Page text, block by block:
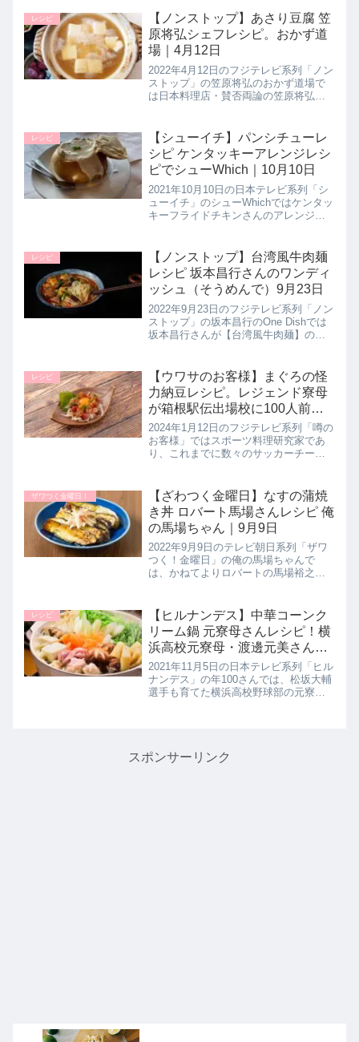
レシピ
【ノンストップ】あさり豆腐 笠
原将弘シェフレシピ。おかず道
場｜4月12日
2022年4月12日のフジテレビ系列「ノン
ストップ」の笠原将弘のおかず道場で
は日本料理店・賛否両論の笠原将弘シ
リでとった出汁の旨みたっぷり！コク
深い１品です。>>ノンストッ...
レシピ
【シューイチ】パンシチューレ
シピ ケンタッキーアレンジレシ
ピでシューWhich｜10月10日
2021年10月10日の日本テレビ系列「シ
ューイチ」のシューWhichではケンタッ
キーフライドチキンさんのアレンジレ
で作る【夢の丸ごとパンシチュー】の
作り方を紹介します。>...
レシピ
【ノンストップ】台湾風牛肉麺
レシピ 坂本昌行さんのワンディ
ッシュ（そうめんで）9月23日
2022年9月23日のフジテレビ系列「ノン
ストップ」の坂本昌行のOne Dishでは
坂本昌行さんが【台湾風牛肉麺】の作
して定番の牛肉麺を手軽にそうめんで
アレンジした１品です...
レシピ
【ウワサのお客様】まぐろの怪
力納豆レシピ。レジェンド寮母
が箱根駅伝出場校に100人前ス
タミナ飯！1月12日
2024年1月12日のフジテレビ系列「噂の
お客様」ではスポーツ料理研究家であ
り、これまでに数々のサッカーチーム
出場した駿河台大学駅伝部・のために
100人前の箱根駅伝スタミナ...
ザワつく金曜日！
【ざわつく金曜日】なすの蒲焼
き丼 ロバート馬場さんレシピ 俺
の馬場ちゃん｜9月9日
2022年9月9日のテレビ朝日系列「ザワ
つく！金曜日」の俺の馬場ちゃんで
は、かねてよりロバートの馬場裕之さ
ナス」を使用した絶品【ナスの蒲焼き
丼】の作り方を披露されていたので...
レシピ
【ヒルナンデス】中華コーンク
リーム鍋 元寮母さんレシピ！横
浜高校元寮母・渡邊元美さんの
栄養満点メニュー｜11月5日
2021年11月5日の日本テレビ系列「ヒル
ナンデス」の年100さんでは、松坂大輔
選手も育てた横浜高校野球部の元寮母
スポンサーリンク